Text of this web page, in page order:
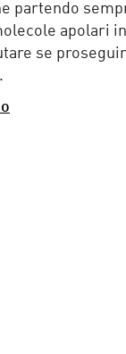
partendo
apolari
se